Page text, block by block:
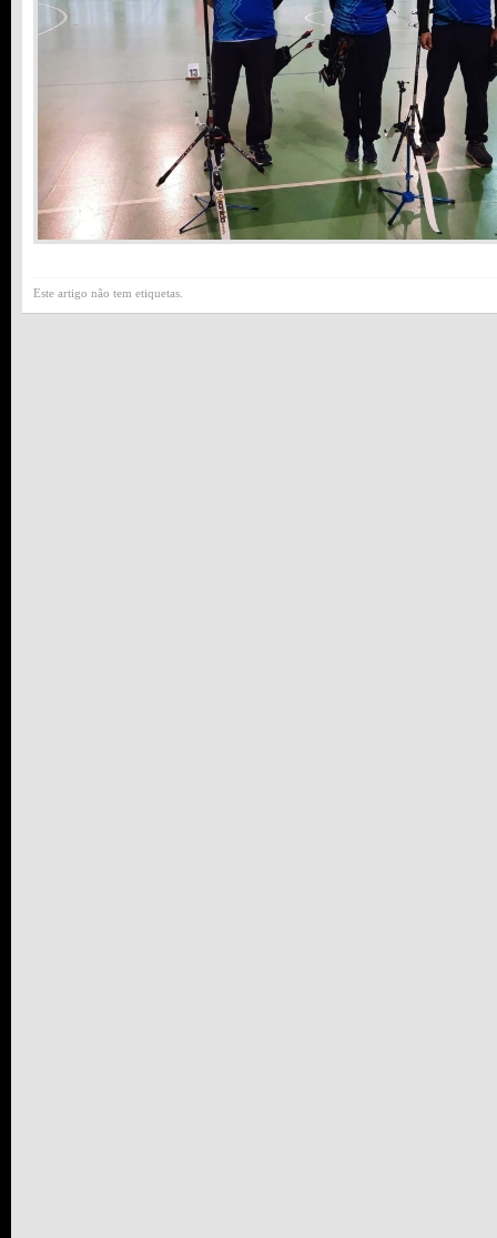
Este artigo não tem etiquetas.